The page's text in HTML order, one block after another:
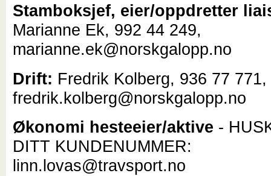
Stamboksjef, eier/oppdretter
Marianne Ek, 992 44 249,
marianne.ek@norskgalopp.no
Drift: Fredrik Kolberg, 936 77 771,
fredrik.kolberg@norskgalopp.no
Økonomi hesteeier/aktive -
DITT KUNDENUMMER:
linn.lovas@travsport.no